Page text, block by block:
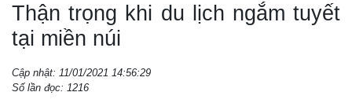
Thận trọng khi du lịch ngắm tuyết
tại miền núi
Cập nhật: 11/01/2021 14:56:29
Số lần đọc: 1216